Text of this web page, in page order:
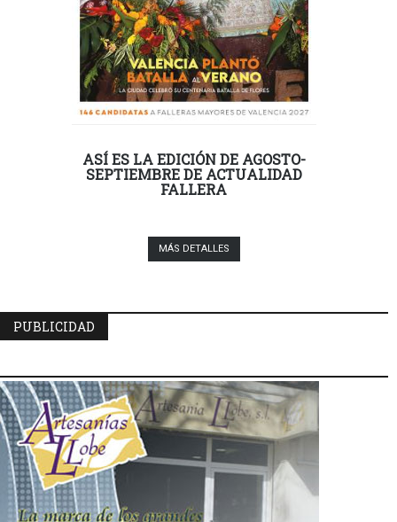
ASÍ ES LA EDICIÓN DE AGOSTO-
SEPTIEMBRE DE ACTUALIDAD
FALLERA
MÁS DETALLES
PUBLICIDAD